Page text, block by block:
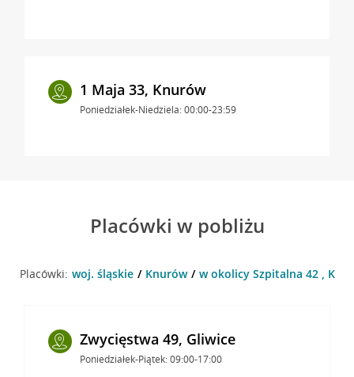
1 Maja 33, Knurów
Poniedziałek-Niedziela: 00:00-23:59
Placówki w pobliżu
Placówki: woj. śląskie Knurów w okolicy Szpitalna 42 ,
Zwycięstwa 49, Gliwice
Poniedziałek-Piątek: 09:00-17:00